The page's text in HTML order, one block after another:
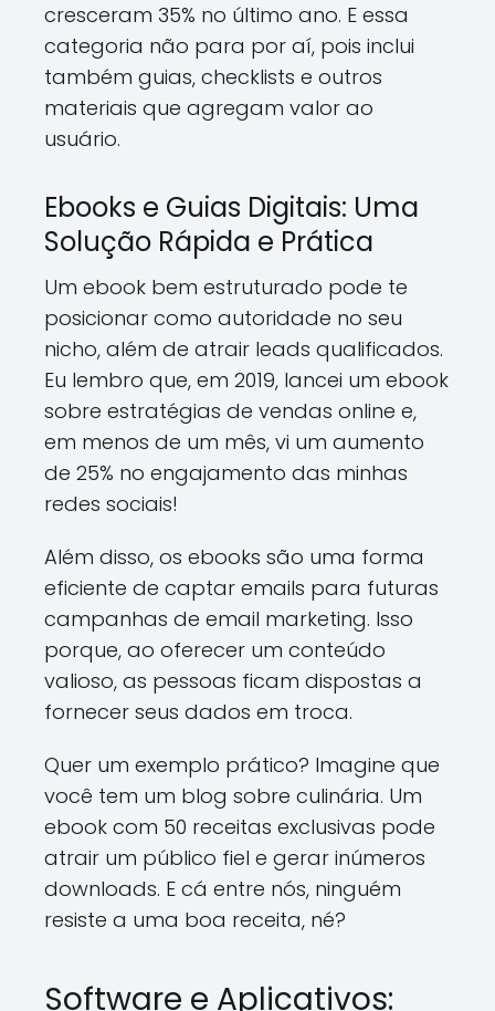
cresceram 35% no último ano. E essa
categoria não para por aí, pois inclui
também guias, checklists e outros
materiais que agregam valor ao
usuário.
Ebooks e Guias Digitais: Uma
Solução Rápida e Prática
Um ebook bem estruturado pode te
posicionar como autoridade no seu
nicho, além de atrair leads qualificados.
Eu lembro que, em 2019, lancei um ebook
sobre estratégias de vendas online e,
em menos de um mês, vi um aumento
de 25% no engajamento das minhas
redes sociais!
Além disso, os ebooks são uma forma
eficiente de captar emails para futuras
campanhas de email marketing. Isso
porque, ao oferecer um conteúdo
valioso, as pessoas ficam dispostas a
fornecer seus dados em troca.
Quer um exemplo prático? Imagine que
você tem um blog sobre culinária. Um
ebook com 50 receitas exclusivas pode
atrair um público fiel e gerar inúmeros
downloads. E cá entre nós, ninguém
resiste a uma boa receita, né?
Software e Aplicativos: